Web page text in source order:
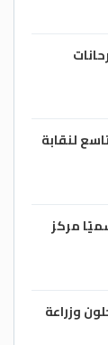
لنقابة
مركز
وزراعة